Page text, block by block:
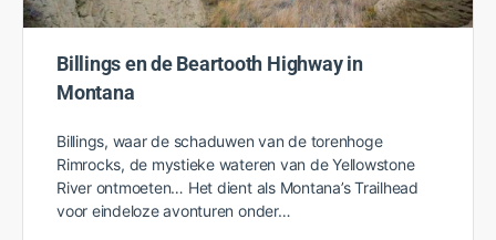
Billings en de Beartooth Highway in
Montana
Billings, waar de schaduwen van de torenhoge
Rimrocks, de mystieke wateren van de Yellowstone
River ontmoeten… Het dient als Montana’s Trailhead
voor eindeloze avonturen onder…